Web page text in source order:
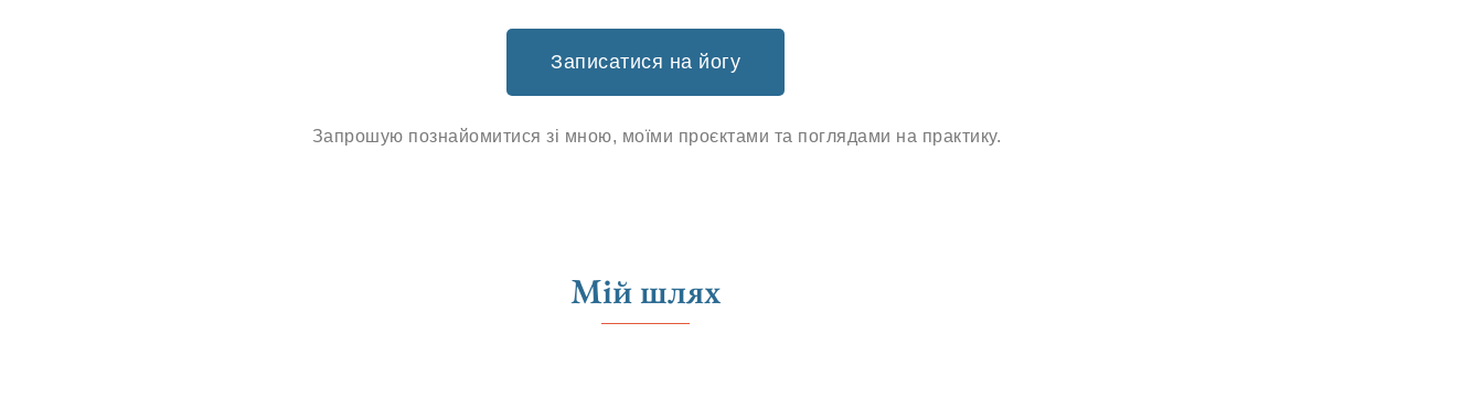
Записатися на йогу
Запрошую познайомитися зі мною, моїми проєктами та поглядами на практику.
Мій шлях